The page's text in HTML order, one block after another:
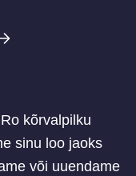
kõrvalpilku
sinu loo jaoks
või uuendame